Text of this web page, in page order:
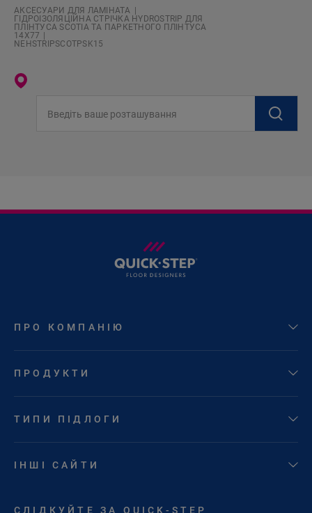
АКСЕСУАРИ ДЛЯ ЛАМІНАТА
ГІДРОІЗОЛЯЦІЙНА СТРІЧКА HYDROSTRIP ДЛЯ
ПЛІНТУСА SCOTIA ТА ПАРКЕТНОГО ПЛІНТУСА
14X77
NEHSTRIPSCOTPSK15
ПРО КОМПАНІЮ
ПРОДУКТИ
ТИПИ ПІДЛОГИ
ІНШІ САЙТИ
СЛІДКУЙТЕ ЗА QUICK-STEP